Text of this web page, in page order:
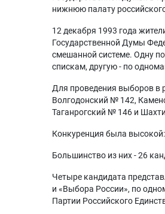
нижнюю палату
12 декабря 1993 года
Государственной Думы
смешанной системе. Одну
спискам, другую - по
Для проведения выборов в
Волгодонский № 142,
Таганрогский № 146 и
Конкуренция была
Большинство из них - 26
Четыре кандидата
и «Выбора России», по
Партии Российского